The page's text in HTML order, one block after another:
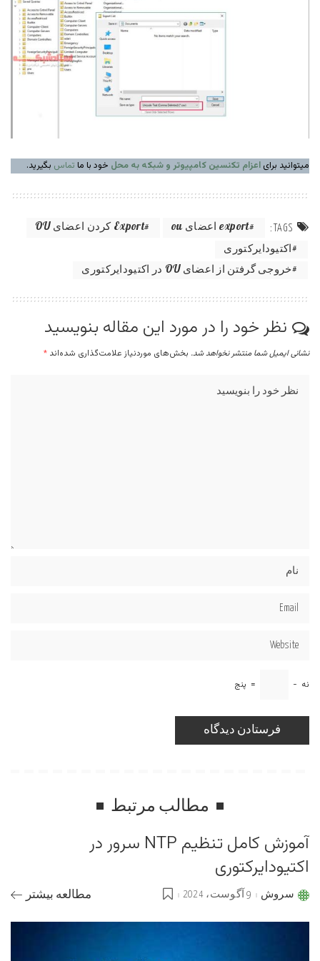
میتوانید برای اعزام تکنسین کامپیوتر و شبکه به محل خود با ما تماس بگیرید.
TAGS: export اعضای ou
Export کردن اعضای OU
اکتیودایرکتوری
خروجی گرفتن از اعضای OU در اکتیودایرکتوری
نظر خود را در مورد این مقاله بنویسید
نشانی ایمیل شما منتشر نخواهد شد. بخش‌های موردنیاز علامت‌گذاری شده‌اند *
نه −
= پنج
مطالب مرتبط
آموزش کامل تنظیم NTP سرور در
اکتیودایرکتوری
Postedسروش 9 آگوست، 2024 مطالعه بیشتر